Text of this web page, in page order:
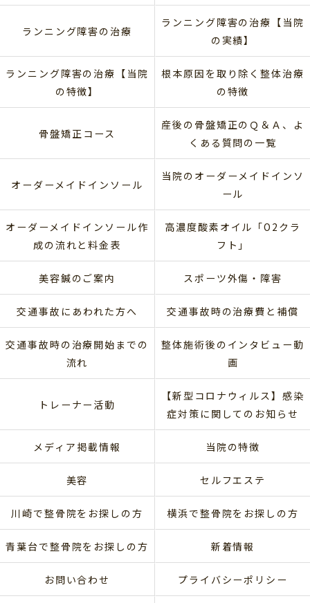
ランニング障害の治療
ランニング障害の治療【当院
の実績】
ランニング障害の治療【当院
の特徴】
根本原因を取り除く整体治療
の特徴
骨盤矯正コース
産後の骨盤矯正のＱ＆Ａ、よ
くある質問の一覧
オーダーメイドインソール
当院のオーダーメイドインソ
ール
オーダーメイドインソール作
成の流れと料金表
高濃度酸素オイル「O2クラ
フト」
美容鍼のご案内 スポーツ外傷・障害
交通事故にあわれた方へ 交通事故時の治療費と補償
交通事故時の治療開始までの
流れ
整体施術後のインタビュー動
画
トレーナー活動
【新型コロナウィルス】感染
症対策に関してのお知らせ
メディア掲載情報 当院の特徴
美容 セルフエステ
川崎で整骨院をお探しの方 横浜で整骨院をお探しの方
青葉台で整骨院をお探しの方 新着情報
お問い合わせ プライバシーポリシー